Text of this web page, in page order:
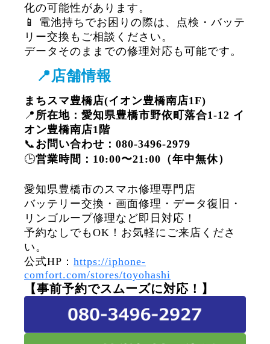
化の可能性があります。
📱 電池持ちでお困りの際は、点検・バッテ
リー交換もご相談ください。
データそのままでの修理対応も可能です。
📍店舗情報
まちスマ豊橋店(イオン豊橋南店1F)
📍 所在地：愛知県豊橋市野依町落合1-12 イ
オン豊橋南店1階
📞 お問い合わせ：080-3496-2979
🕒営業時間：10:00〜21:00（年中無休）
愛知県豊橋市のスマホ修理専門店
バッテリー交換・画面修理・データ復旧・
リンゴループ修理など即日対応！
予約なしでもOK！お気軽にご来店くださ
い。
公式HP： https://iphone-
comfort.com/stores/toyohashi
【事前予約でスムーズに対応！】